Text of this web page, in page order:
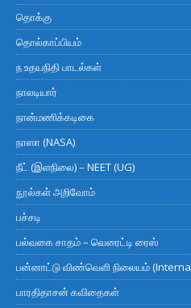
தொக்கு
தொல்காப்பியம்
ந உதயநிதி பாடல்கள்
நாலடியார்
நான்மணிக்கடிகை
நாஸா (NASA)
நீட் (இளநிலை) – NEET (UG)
நூல்கள் அறிவோம்
பச்சடி
பல்வகை சாதம் – வெரைட்டி ரைஸ்
பன்னாட்டு விண்வெளி நிலையம்
பாரதிதாசன் கவிதைகள்